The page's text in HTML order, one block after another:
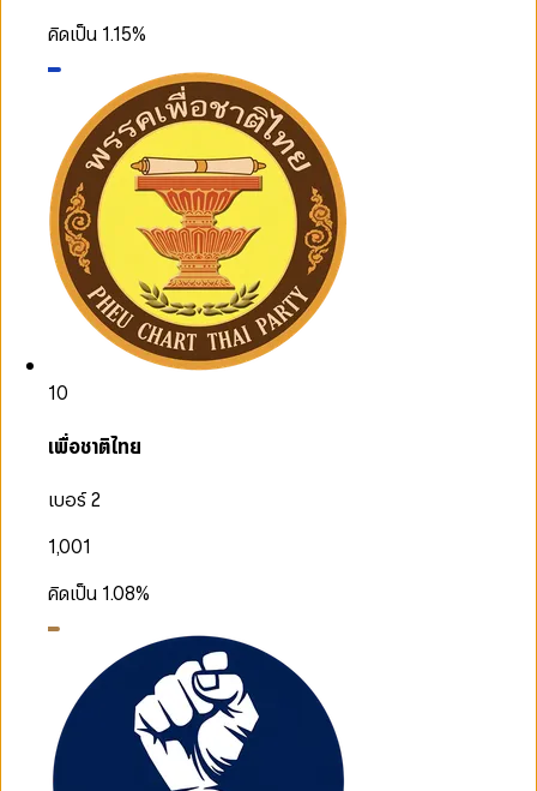
คิดเป็น 1.15%
10
เพื่อชาติไทย
เบอร์ 2
1,001
คิดเป็น 1.08%